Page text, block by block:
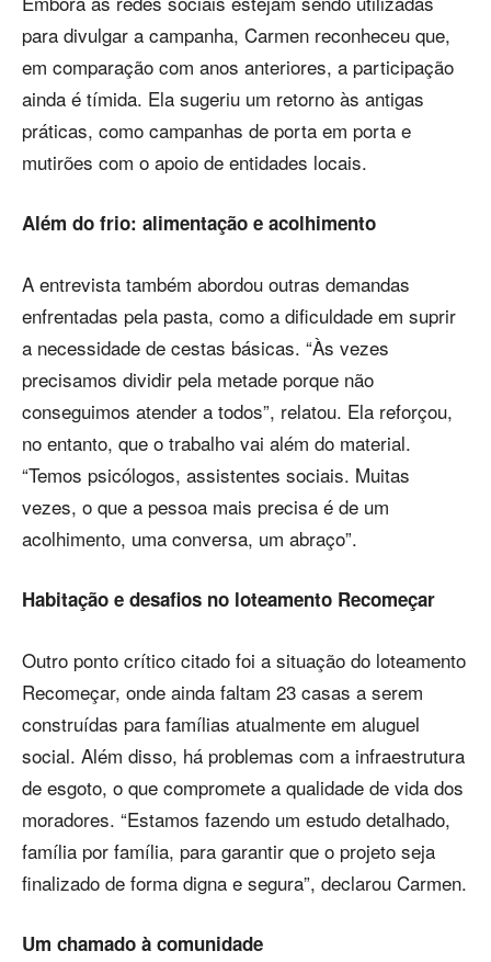
para divulgar a campanha, Carmen reconheceu que,
em comparação com anos anteriores, a participação
ainda é tímida. Ela sugeriu um retorno às antigas
práticas, como campanhas de porta em porta e
mutirões com o apoio de entidades locais.
Além do frio: alimentação e acolhimento
A entrevista também abordou outras demandas
enfrentadas pela pasta, como a dificuldade em suprir
a necessidade de cestas básicas. “Às vezes
precisamos dividir pela metade porque não
conseguimos atender a todos”, relatou. Ela reforçou,
no entanto, que o trabalho vai além do material.
“Temos psicólogos, assistentes sociais. Muitas
vezes, o que a pessoa mais precisa é de um
acolhimento, uma conversa, um abraço”.
Habitação e desafios no loteamento Recomeçar
Outro ponto crítico citado foi a situação do loteamento
Recomeçar, onde ainda faltam 23 casas a serem
construídas para famílias atualmente em aluguel
social. Além disso, há problemas com a infraestrutura
de esgoto, o que compromete a qualidade de vida dos
moradores. “Estamos fazendo um estudo detalhado,
família por família, para garantir que o projeto seja
finalizado de forma digna e segura”, declarou Carmen.
Um chamado à comunidade